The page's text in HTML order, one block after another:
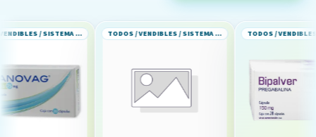
TODOS / VENDIBLES / SISTEMA NERVIOSO TODOS / VENDIBLES / SISTEMA NERVIOSO